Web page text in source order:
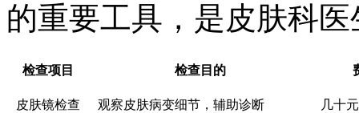
的重要工具，是皮肤科
检查项目 检查目的
皮肤镜检查 观察皮肤病变细节，辅助诊断 几十